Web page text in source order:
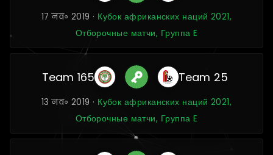
17 नव॰ 2019 · Кубок африканских наций 2021,
Отборочные матчи, Группа E
Team 165 Team 25
13 नव॰ 2019 · Кубок африканских наций 2021,
Отборочные матчи, Группа E